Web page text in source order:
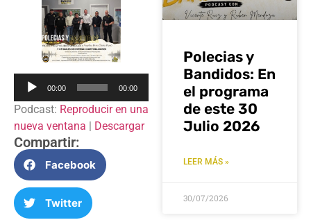
Reproductor
audio
00:00 00:00
Podcast: Reproducir en una
nueva ventana
Descargar
Compartir:
Facebook
Twitter
Polecias y
Bandidos: En
el programa
de este 30
Julio 2026
LEER MÁS »
30/07/2026